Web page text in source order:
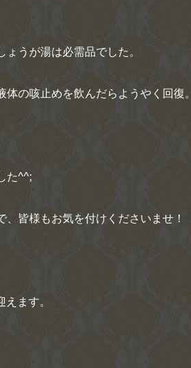
うが湯は必需品でした。
の咳止めを飲んだらようやく回復。
た^^;
皆様もお気を付けくださいませ！
ます。